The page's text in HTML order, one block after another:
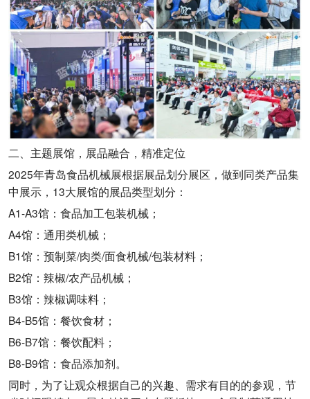
二、主题展馆，展品融合，精准定位
2025年青岛食品机械展根据展品划分展区，做到同类产品集
中展示，13大展馆的展品类型划分：
A1-A3馆：食品加工包装机械；
A4馆：通用类机械；
B1馆：预制菜/肉类/面食机械/包装材料；
B2馆：辣椒/农产品机械；
B3馆：辣椒调味料；
B4-B5馆：餐饮食材；
B6-B7馆：餐饮配料；
B8-B9馆：食品添加剂。
同时，为了让观众根据自己的兴趣、需求有目的的参观，节